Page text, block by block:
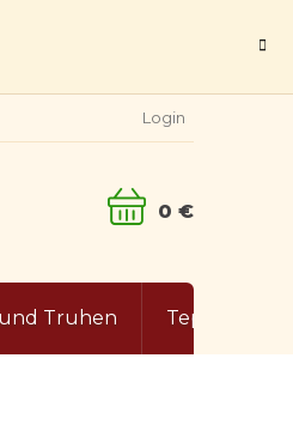
Login
WARENKORB
Truhen Teppiche